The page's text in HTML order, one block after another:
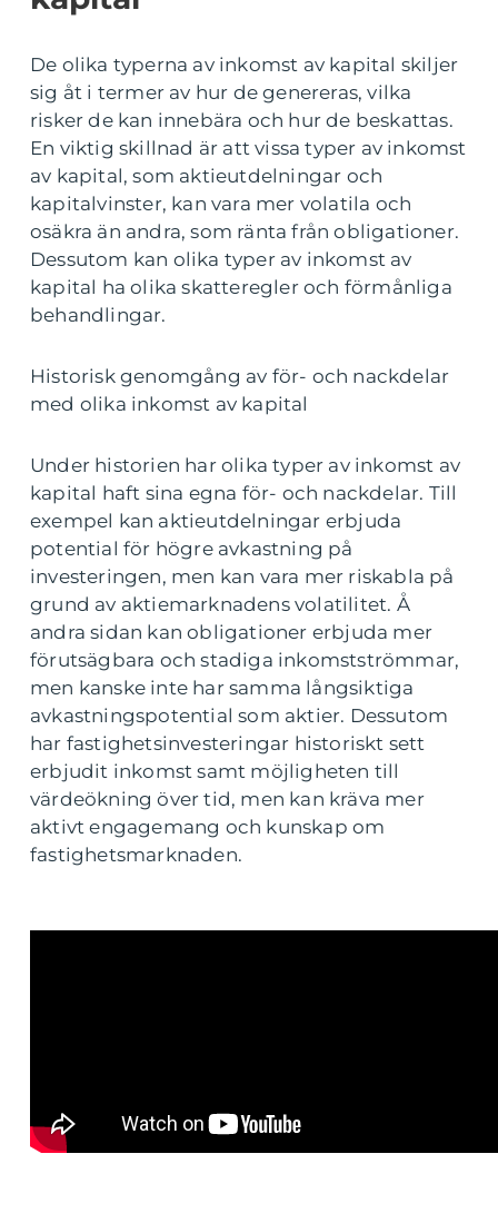
De olika typerna av inkomst av kapital skiljer
sig åt i termer av hur de genereras, vilka
risker de kan innebära och hur de beskattas.
En viktig skillnad är att vissa typer av inkomst
av kapital, som aktieutdelningar och
kapitalvinster, kan vara mer volatila och
osäkra än andra, som ränta från obligationer.
Dessutom kan olika typer av inkomst av
kapital ha olika skatteregler och förmånliga
behandlingar.
Historisk genomgång av för- och nackdelar
med olika inkomst av kapital
Under historien har olika typer av inkomst av
kapital haft sina egna för- och nackdelar. Till
exempel kan aktieutdelningar erbjuda
potential för högre avkastning på
investeringen, men kan vara mer riskabla på
grund av aktiemarknadens volatilitet. Å
andra sidan kan obligationer erbjuda mer
förutsägbara och stadiga inkomstströmmar,
men kanske inte har samma långsiktiga
avkastningspotential som aktier. Dessutom
har fastighetsinvesteringar historiskt sett
erbjudit inkomst samt möjligheten till
värdeökning över tid, men kan kräva mer
aktivt engagemang och kunskap om
fastighetsmarknaden.